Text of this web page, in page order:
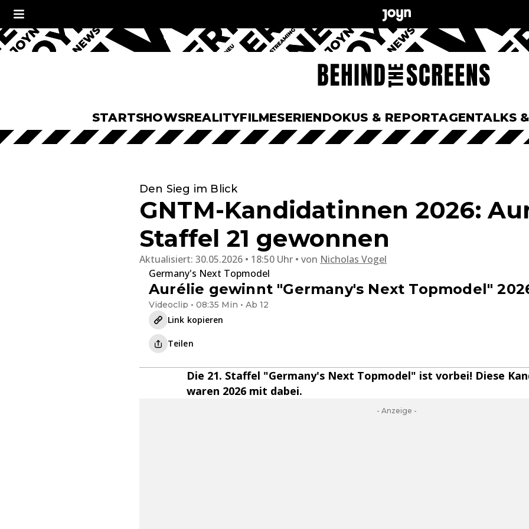
STARTSHOWSREALITYFILMESERIENDOKUS & REPORTAGENTALKS
Den Sieg im Blick
GNTM-Kandidatinnen 2026:
Staffel 21 gewonnen
Aktualisiert: 30.05.2026 • 18:50 Uhr von Nicholas Vogel
Germany's Next Topmodel
Aurélie gewinnt "Germany's Next Topmodel"
Videoclip • 08:35 Min • Ab 12
Link kopieren
Teilen
Die 21. Staffel "Germany's Next Topmodel" ist vorbei! Diese
waren 2026 mit dabei.
- Anzeige -